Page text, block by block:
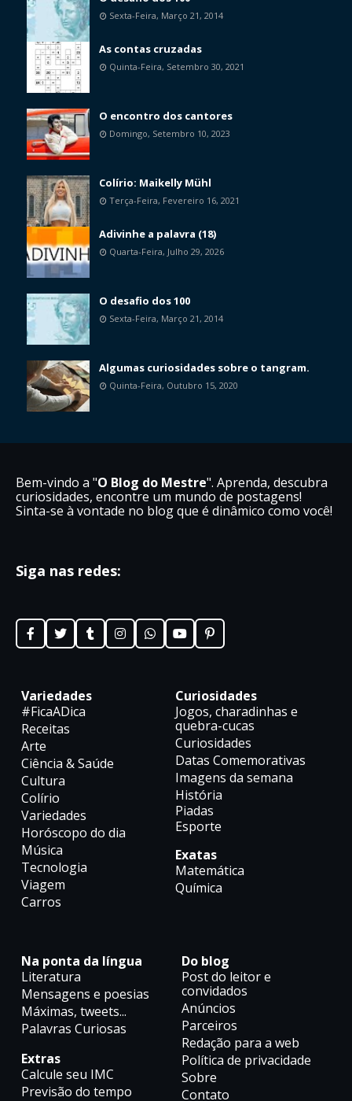
Sexta-Feira, Março 21, 2014
As contas cruzadas
Quinta-Feira, Setembro 30, 2021
O encontro dos cantores
Domingo, Setembro 10, 2023
Colírio: Maikelly Mühl
Terça-Feira, Fevereiro 16, 2021
Adivinhe a palavra (18)
Quarta-Feira, Julho 29, 2026
O desafio dos 100
Sexta-Feira, Março 21, 2014
Algumas curiosidades sobre o tangram.
Quinta-Feira, Outubro 15, 2020
Bem-vindo a "O Blog do Mestre". Aprenda, descubra
curiosidades, encontre um mundo de postagens!
Sinta-se à vontade no blog que é dinâmico como você!
Siga nas redes:
Variedades
#FicaADica
Receitas
Arte
Ciência & Saúde
Cultura
Colírio
Variedades
Horóscopo do dia
Música
Tecnologia
Viagem
Carros
Curiosidades
Jogos, charadinhas e
quebra-cucas
Curiosidades
Datas Comemorativas
Imagens da semana
História
Piadas
Esporte
Exatas
Matemática
Química
Na ponta da língua
Literatura
Mensagens e poesias
Máximas, tweets...
Palavras Curiosas
Extras
Calcule seu IMC
Previsão do tempo
Do blog
Post do leitor e
convidados
Anúncios
Parceiros
Redação para a web
Política de privacidade
Sobre
Contato